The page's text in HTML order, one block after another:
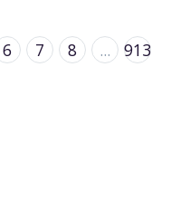
6 7 8 ...
913